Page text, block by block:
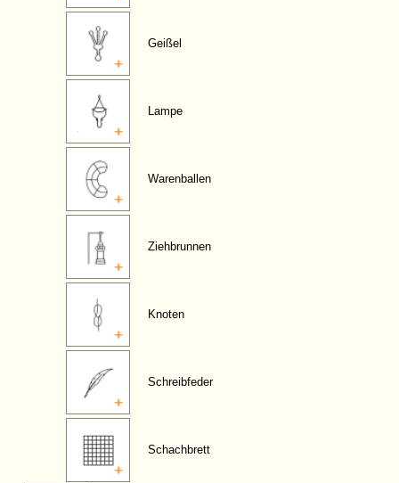
Geißel
Lampe
Warenballen
Ziehbrunnen
Knoten
Schreibfeder
Schachbrett